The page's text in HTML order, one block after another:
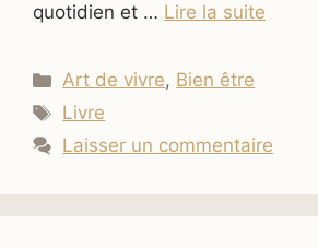
quotidien et … Lire la suite
Catégories
Art de vivre, Bien être
Étiquettes
Livre
Laisser un commentaire